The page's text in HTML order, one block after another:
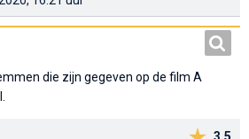
die zijn gegeven op de film A